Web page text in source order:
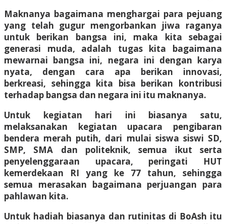
Maknanya bagaimana menghargai para pejuang
yang telah gugur mengorbankan jiwa raganya
untuk berikan bangsa ini, maka kita sebagai
generasi muda, adalah tugas kita bagaimana
mewarnai bangsa ini, negara ini dengan karya
nyata, dengan cara apa berikan innovasi,
berkreasi, sehingga kita bisa berikan kontribusi
terhadap bangsa dan negara ini itu maknanya.
Untuk kegiatan hari ini biasanya satu,
melaksanakan kegiatan upacara pengibaran
bendera merah putih, dari mulai siswa siswi SD,
SMP, SMA dan politeknik, semua ikut serta
penyelenggaraan upacara, peringati HUT
kemerdekaan RI yang ke 77 tahun, sehingga
semua merasakan bagaimana perjuangan para
pahlawan kita.
Untuk hadiah biasanya dan rutinitas di BoAsh itu